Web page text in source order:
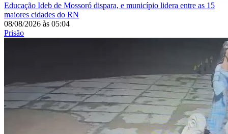
Educação Ideb de Mossoró dispara, e município lidera entre as 15
maiores cidades do RN
08/08/2026 às 05:04
Prisão